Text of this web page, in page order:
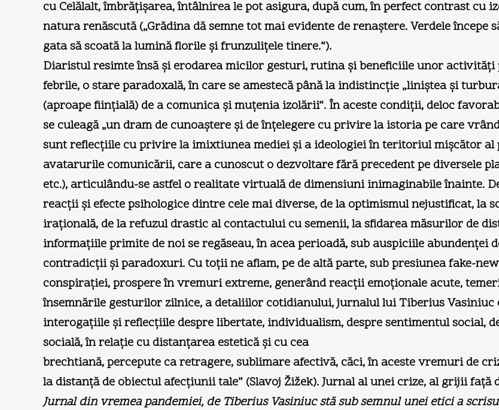
cu Celălalt, îmbrăţişarea, întâlnirea le pot asigura, după cum, în perfect contrast cu
natura renăscută („Grădina dă semne tot mai evidente de renaştere. Verdele
gata să scoată la lumină florile şi frunzuliţele tinere.“).
Diaristul resimte însă şi erodarea micilor gesturi, rutina şi beneficiile unor
febrile, o stare paradoxală, în care se amestecă până la indistincţie „liniştea şi
(aproape fiinţială) de a comunica şi muţenia izolării“. În aceste condiţii, deloc
se culeagă „un dram de cunoaştere şi de înţelegere cu privire la istoria pe care
sunt reflecţiile cu privire la imixtiunea mediei şi a ideologiei în teritoriul mişcător
avatarurile comunicării, care a cunoscut o dezvoltare fără precedent pe diversele
etc.), articulându-se astfel o realitate virtuală de dimensiuni inimaginabile înainte.
reacţii şi efecte psihologice dintre cele mai diverse, de la optimismul nejustificat, la
iraţională, de la refuzul drastic al contactului cu semenii, la sfidarea măsurilor de
informaţiile primite de noi se regăseau, în acea perioadă, sub auspiciile abundenţei
contradicţii şi paradoxuri. Cu toţii ne aflam, pe de altă parte, sub presiunea fake-
conspiraţiei, prospere în vremuri extreme, generând reacţii emoţionale acute,
însemnările gesturilor zilnice, a detaliilor cotidianului, jurnalul lui Tiberius
interogaţiile şi reflecţiile despre libertate, individualism, despre sentimentul social,
socială, în relaţie cu distanţarea estetică şi cu cea
brechtiană, percepute ca retragere, sublimare afectivă, căci, în aceste vremuri de
la distanţă de obiectul afecţiunii tale” (Slavoj Žižek). Jurnal al unei crize, al grijii
Jurnal din vremea pandemiei,de Tiberius Vasiniuc stă sub semnul unei etici a